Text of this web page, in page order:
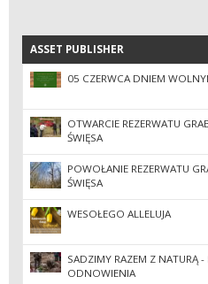
ASSET PUBLISHER
ASSET PUBLISHER
05 CZERWCA DNIEM
OTWARCIE REZERWATU
ŚWIĘSA
POWOŁANIE REZERWATU
ŚWIĘSA
WESOŁEGO ALLELUJA
SADZIMY RAZEM Z NATURĄ
ODNOWIENIA